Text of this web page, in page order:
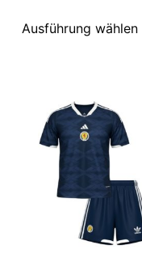
Ausführung wählen